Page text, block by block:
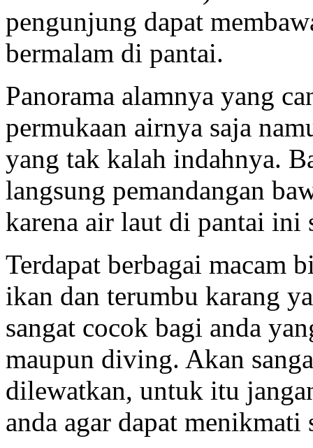
pengunjung dapat
bermalam di pantai.
Panorama alamnya yang
permukaan airnya saja
yang tak kalah indahnya.
langsung pemandangan
karena air laut di pantai ini
Terdapat berbagai macam
ikan dan terumbu karang
sangat cocok bagi anda
maupun diving. Akan
dilewatkan, untuk itu
anda agar dapat menikmati